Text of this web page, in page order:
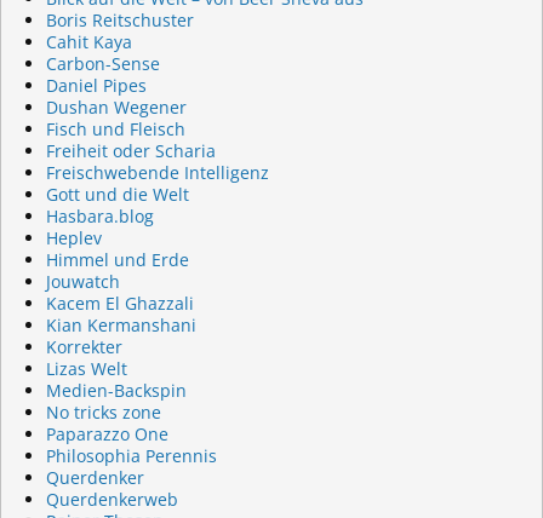
Boris Reitschuster
Cahit Kaya
Carbon-Sense
Daniel Pipes
Dushan Wegener
Fisch und Fleisch
Freiheit oder Scharia
Freischwebende Intelligenz
Gott und die Welt
Hasbara.blog
Heplev
Himmel und Erde
Jouwatch
Kacem El Ghazzali
Kian Kermanshani
Korrekter
Lizas Welt
Medien-Backspin
No tricks zone
Paparazzo One
Philosophia Perennis
Querdenker
Querdenkerweb